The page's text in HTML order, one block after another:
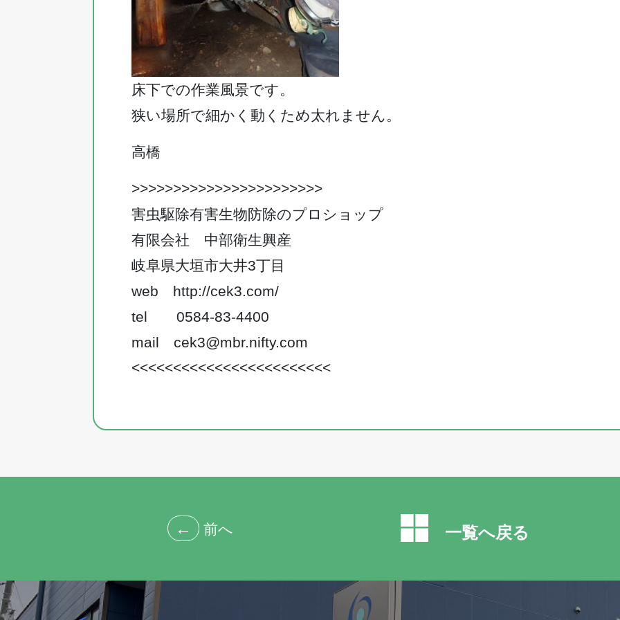
床下での作業風景です。
狭い場所で細かく動くため太れません。
高橋
>>>>>>>>>>>>>>>>>>>>>>>
害虫駆除有害生物防除のプロショップ
有限会社 中部衛生興産
岐阜県大垣市大井3丁目
web http://cek3.com/
tel 0584-83-4400
mail cek3@mbr.nifty.com
<<<<<<<<<<<<<<<<<<<<<<<<
← 前へ 一覧へ戻る